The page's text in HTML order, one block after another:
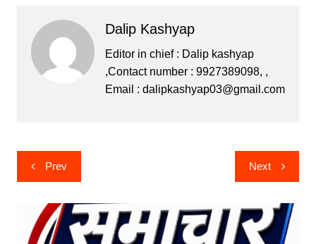
c
e
b
o
itt
er s
e
n
s
A
p
gr
a
m
Dalip Kashyap
Editor in chief : Dalip kashyap
,Contact number : 9927389098, ,
Email : dalipkashyap03@gmail.com
Post
navigation
Prev Next